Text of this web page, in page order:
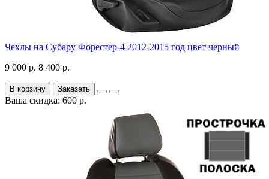
Чехлы на Субару Форестер-4 2012-2015 год цвет черный
9 000 р. 8 400 р.
В корзину Заказать
Ваша скидка: 600 р.